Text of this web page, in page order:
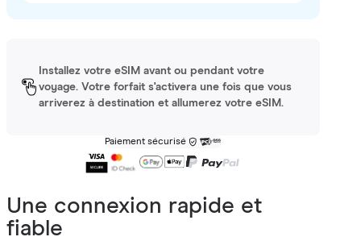
Installez votre eSIM avant ou pendant votre
voyage. Votre forfait s'activera une fois que vous
arriverez à destination et allumerez votre eSIM.
Paiement sécurisé
Une connexion rapide et
fiable